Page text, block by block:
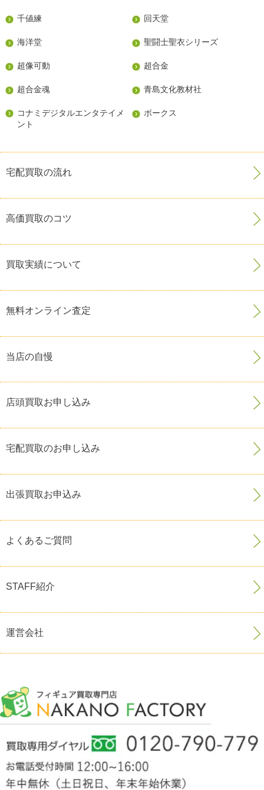
千値練 回天堂
海洋堂 聖闘士聖衣シリーズ
超像可動 超合金
超合金魂 青島文化教材社
コナミデジタルエンタテイメ
ント
ボークス
宅配買取の流れ
高価買取のコツ
買取実績について
無料オンライン査定
当店の自慢
店頭買取お申し込み
宅配買取のお申し込み
出張買取お申込み
よくあるご質問
STAFF紹介
運営会社